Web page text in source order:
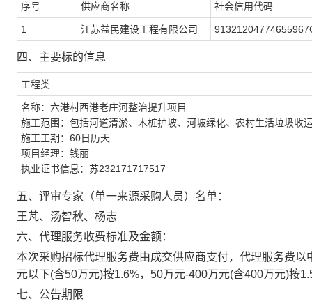
序号 供应商名称 社会信用代码
1 江苏益民建设工程有限公司
四、主要标的信息
工程类
名称： 六港村西港老庄河整治提升项目
施工范围： 包括河道清淤、木桩护坡、河坡绿化、农村生活垃圾收
施工工期：60日历天
项目经理：钱丽
执业证书信息：苏232171717517
五、评审专家（单一来源采购人员）名单：
王芃、汤智秋、杨志
六、代理服务收费标准及金额：
本次采购招标代理服务费由成交供应商支付，代理服务费
元以下(含50万元)按1.6%，50万元-400万元(含400万元)按
七、公告期限